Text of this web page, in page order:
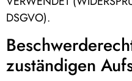
DSGVO).
zuständigen